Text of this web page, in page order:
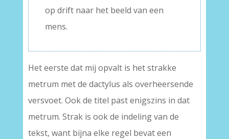
op drift naar het beeld van een
mens.
Het eerste dat mij opvalt is het strakke
metrum met de dactylus als overheersende
versvoet. Ook de titel past enigszins in dat
metrum. Strak is ook de indeling van de
tekst, want bijna elke regel bevat een